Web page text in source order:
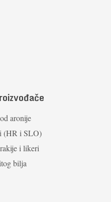
aronije
(HR i SLO)
i likeri
bilja